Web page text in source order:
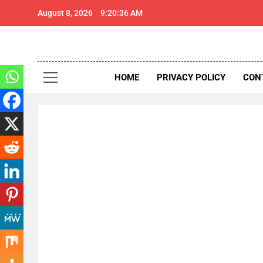
August 8, 2026 9:20:37 AM
Thar
HOME PRIVACY POLICY